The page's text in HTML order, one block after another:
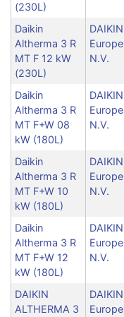
(230L)
Daikin
Altherma 3 R
MT F 12 kW
(230L)
DAIKIN
Europe
N.V.
Daikin
Altherma 3 R
MT F+W 08
kW (180L)
DAIKIN
Europe
N.V.
Daikin
Altherma 3 R
MT F+W 10
kW (180L)
DAIKIN
Europe
N.V.
Daikin
Altherma 3 R
MT F+W 12
kW (180L)
DAIKIN
Europe
N.V.
DAIKIN
ALTHERMA 3
DAIKIN
Europe